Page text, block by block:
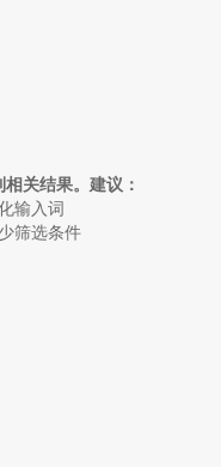
关结果。建议：
输入词
筛选条件